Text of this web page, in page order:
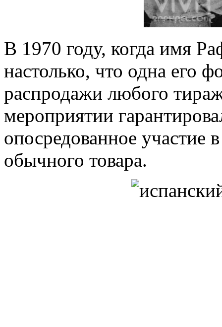
В 1970 году, когда имя
настолько, что одна его
распродажи любого
мероприятии
опосредованное участие
обычного товара.